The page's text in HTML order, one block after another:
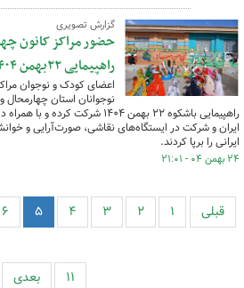
گزارش تصویری
حضور مراکز کانون
راهپیمایی ۲۲بهمن ۱۴۰۴
اعضای کودک و نوجوان
نوجوانان استان چهارمحال
راهپیمایی باشکوه ۲۲ بهمن ۱۴۰۴
ایران و شرکت در ایستگاه‌های نقاشی، صورت‌آرایی و
ایرانی را برپا کردند.
۲۴ بهمن ۰۴ - ۲۱:۰۱
قبلی ۱ ۲ ۳ ۴ ۵ ۶
۱۱ بعدی